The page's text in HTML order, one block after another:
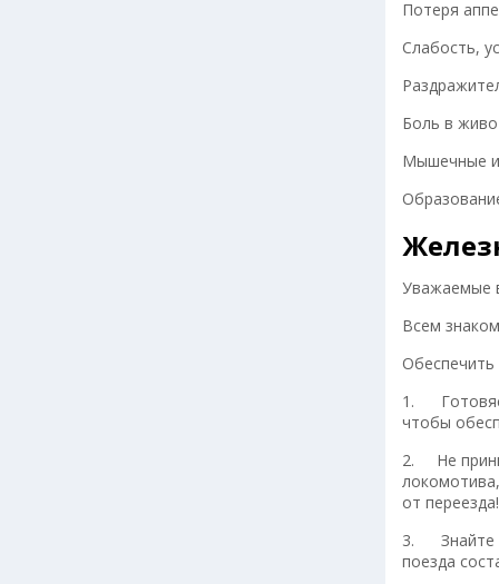
Потеря
Слабость,
Боль в
Мышечные и
Уважаемые
Всем
1.
чтобы
2. Не
от
3. Знайте —
поезда